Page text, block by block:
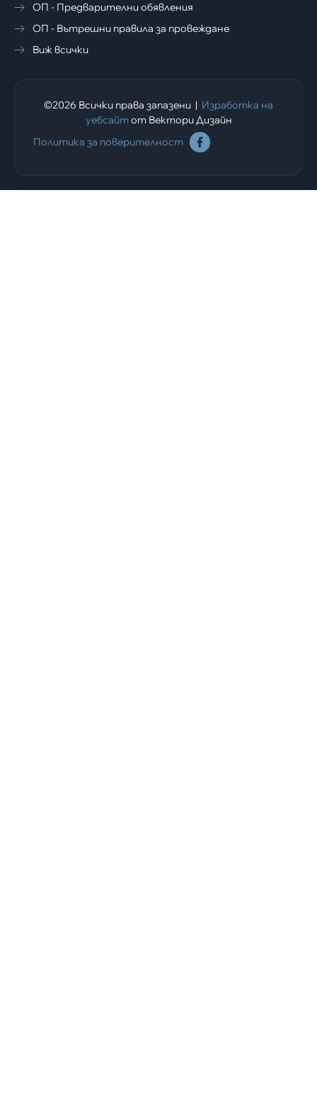
ОП - Предварителни обявления
ОП - Вътрешни правила за провеждане
Виж всички
©2026 Всички права запазени | Изработка на
уебсайт от Вектори Дизайн
Политика за поверителност